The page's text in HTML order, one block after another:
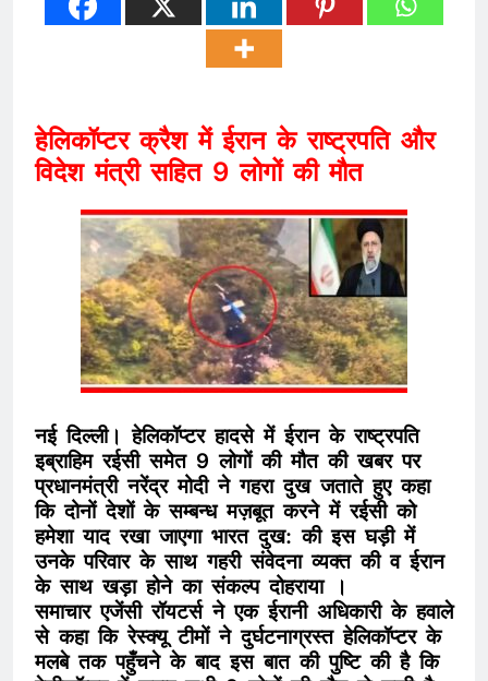
हेलिकॉप्टर क्रैश में ईरान के राष्ट्रपति और
विदेश मंत्री सहित 9 लोगों की मौत
नई दिल्ली। हेलिकॉप्टर हादसे में ईरान के राष्ट्रपति
इब्राहिम रईसी समेत 9 लोगों की मौत की खबर पर
प्रधानमंत्री नरेंद्र मोदी ने गहरा दुख जताते हुए कहा
कि दोनों देशों के सम्बन्ध मज़बूत करने में रईसी को
हमेशा याद रखा जाएगा भारत दुख: की इस घड़ी में
उनके परिवार के साथ गहरी संवेदना व्यक्त की व ईरान
के साथ खड़ा होने का संकल्प दोहराया ।
समाचार एजेंसी रॉयटर्स ने एक ईरानी अधिकारी के हवाले
से कहा कि रेस्क्यू टीमों ने दुर्घटनाग्रस्त हेलिकॉप्टर के
मलबे तक पहुँचने के बाद इस बात की पुष्टि की है कि